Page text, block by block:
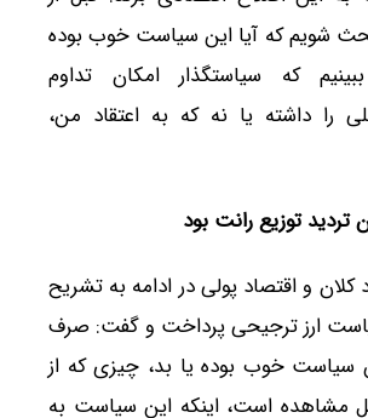
بحث شویم که آیا این سیاست خوب بوده
که سیاستگذار امکان تداوم
را داشته یا نه که به اعتقاد من،
تردید توزیع رانت بود
و اقتصاد پولی در ادامه به تشریح
ارز ترجیحی پرداخت و گفت: صرف
سیاست خوب بوده یا بد، چیزی که از
مشاهده است، اینکه این سیاست به